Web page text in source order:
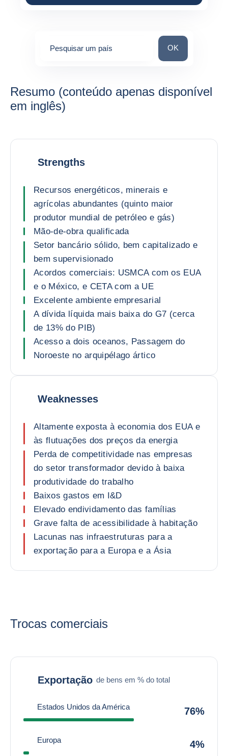
Pesquisar um país Pesquisar um
OK
Resumo (conteúdo apenas disponível
em inglês)
Strengths
Recursos energéticos, minerais e
agrícolas abundantes (quinto maior
produtor mundial de petróleo e gás)
Mão-de-obra qualificada
Setor bancário sólido, bem capitalizado e
bem supervisionado
Acordos comerciais: USMCA com os EUA
e o México, e CETA com a UE
Excelente ambiente empresarial
A dívida líquida mais baixa do G7 (cerca
de 13% do PIB)
Acesso a dois oceanos, Passagem do
Noroeste no arquipélago ártico
Weaknesses
Altamente exposta à economia dos EUA e
às flutuações dos preços da energia
Perda de competitividade nas empresas
do setor transformador devido à baixa
produtividade do trabalho
Baixos gastos em I&D
Elevado endividamento das famílias
Grave falta de acessibilidade à habitação
Lacunas nas infraestruturas para a
exportação para a Europa e a Ásia
Trocas comerciais
Exportação de bens em % do total
Estados Unidos da América 76%
Europa 4%